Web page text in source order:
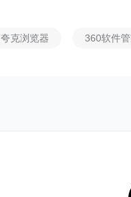
夸克浏览器 360软件